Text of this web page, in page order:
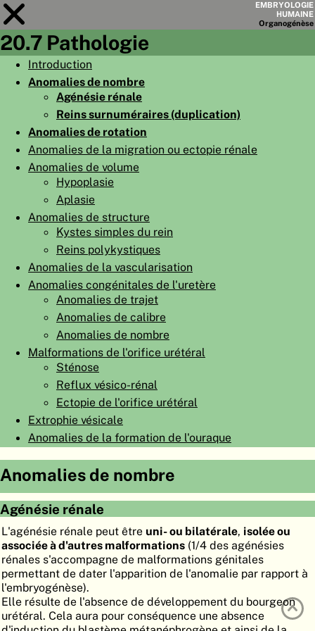
EMBRYOLOGIE
HUMAINE
Organogénèse
Module20
LISTE DES CHAPITRES
OBJECTIFS
EMBRYO
ATLAS
RECHERCHER
EN
20.7 Pathologie
Introduction
Anomalies de nombre
Agénésie rénale
Reins surnuméraires (duplication)
Anomalies de rotation
Anomalies de la migration ou ectopie rénale
Anomalies de volume
Hypoplasie
Aplasie
Anomalies de structure
Kystes simples du rein
Reins polykystiques
Anomalies de la vascularisation
Anomalies congénitales de l'uretère
Anomalies de trajet
Anomalies de calibre
Anomalies de nombre
Malformations de l'orifice urétéral
Sténose
Reflux vésico-rénal
Ectopie de l'orifice urétéral
Extrophie vésicale
Anomalies de la formation de l'ouraque
Anomalies de nombre
Agénésie rénale
L'agénésie rénale peut être uni- ou bilatérale, isolée ou
associée à d'autres malformations (1/4 des agénésies
rénales s'accompagne de malformations génitales
permettant de dater l'apparition de l'anomalie par rapport à
l'embryogénèse).
Elle résulte de l'absence de développement du bourgeon
urétéral. Cela aura pour conséquence une absence